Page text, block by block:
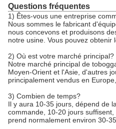
Questions fréquentes
1) Êtes-vous une entreprise
Nous sommes le fabricant
nous concevons et produisons
notre usine. Vous pouvez obtenir
2) Où est votre marché principal?
Notre marché principal de
Moyen-Orient et l'Asie, d'autres
principalement vendus en
3) Combien de temps?
Il y aura 10-35 jours, dépend de
commande, 10-20 jours
prend normalement environ 30-